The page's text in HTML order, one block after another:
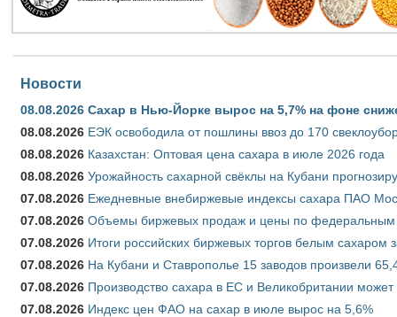
Новости
08.08.2026 Сахар в Нью-Йорке вырос на 5,7% на фоне
08.08.2026 ЕЭК освободила от пошлины ввоз до 170
08.08.2026 Казахстан: Оптовая цена сахара в июле 2026 года
08.08.2026 Урожайность сахарной свёклы на Кубани
07.08.2026 Ежедневные внебиржевые индексы сахара ПАО
07.08.2026 Объемы биржевых продаж и цены по федеральным
07.08.2026 Итоги российских биржевых торгов белым сахаром
07.08.2026 На Кубани и Ставрополье 15 заводов произвели
07.08.2026 Производство сахара в ЕС и Великобритании
07.08.2026 Индекс цен ФАО на сахар в июле вырос на 5,6%